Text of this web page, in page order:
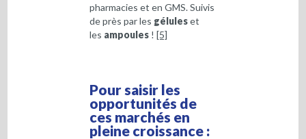
pharmacies et en GMS. Suivis
de près par les géluleset
les ampoules ![5]
Pour saisir les
opportunités de
ces marchés en
pleine croissance :